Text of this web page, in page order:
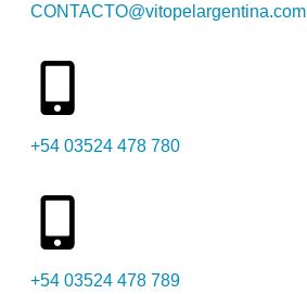
CONTACTO@vitopelargentina.com
+54 03524 478 780​
+54 03524 478 789​